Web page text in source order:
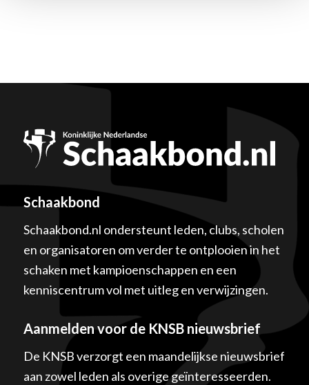
Schaakbond
Schaakbond.nl ondersteunt leden, clubs, scholen
en organisatoren om verder te ontplooien in het
schaken met kampioenschappen en een
kenniscentrum vol met uitleg en verwijzingen.
Aanmelden voor de KNSB nieuwsbrief
De KNSB verzorgt een maandelijkse nieuwsbrief
aan zowel leden als overige geïnteresseerden.